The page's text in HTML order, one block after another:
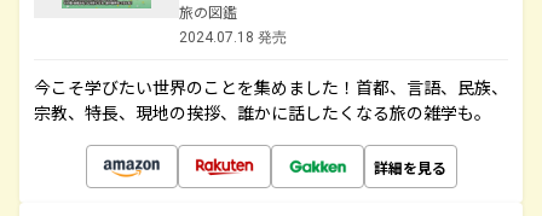
旅の図鑑
2024.07.18 発売
今こそ学びたい世界のことを集めました！首都、言語、民族、
宗教、特長、現地の挨拶、誰かに話したくなる旅の雑学も。
詳細を見る